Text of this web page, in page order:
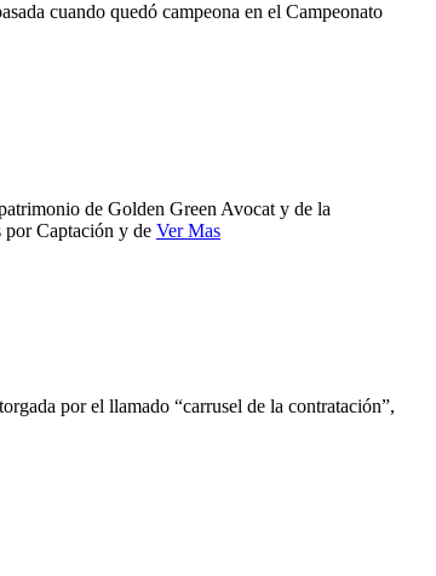
cuando quedó campeona en el Campeonato
de Golden Green Avocat y de la
por Captación y de Ver Mas
por el llamado “carrusel de la contratación”,